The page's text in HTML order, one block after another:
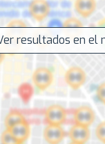
resultados en el